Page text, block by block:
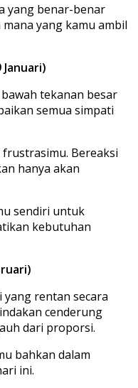
yang benar-benar
yang kamu ambil
tekanan besar
semua simpati
Bereaksi
hanya akan
sendiri untuk
kebutuhan
yang rentan secara
cenderung
dari proporsi.
bahkan dalam
ini.